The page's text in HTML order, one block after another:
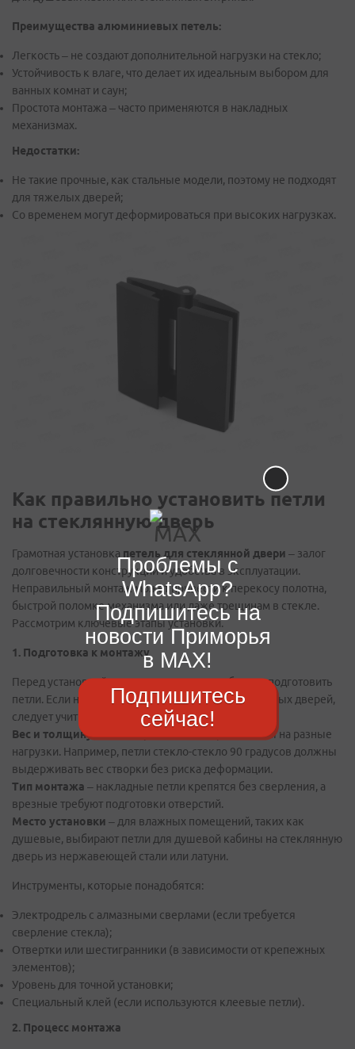
Преимущества алюминиевых петель:
Легкость – не создают дополнительной нагрузки на стекло;
Устойчивость к влаге, что делает их идеальным выбором для
ванных комнат и саун;
Простота монтажа – часто применяются в накладных
механизмах.
Недостатки:
Не такие прочные, как стальные модели, поэтому не подходят
для тяжелых дверей;
Со временем могут деформироваться при высоких нагрузках.
Как правильно установить петли
на стеклянную дверь
Грамотная установка петель для стеклянной двери – залог
долговечности конструкции и удобства в эксплуатации.
Неправильный монтаж может привести к перекосу полотна,
быстрой поломке механизма или даже трещинам в стекле.
Рассмотрим ключевые этапы установки.
1. Подготовка к монтажу
Перед установкой важно правильно подобрать и подготовить
петли. Если необходимо купить петли для стеклянных дверей,
следует учитывать:
Вес и толщину стекла– разные петли рассчитаны на разные
нагрузки. Например, петли стекло-стекло 90 градусов должны
выдерживать вес створки без риска деформации.
Тип монтажа – накладные петли крепятся без сверления, а
врезные требуют подготовки отверстий.
Место установки – для влажных помещений, таких как
душевые, выбирают петли для душевой кабины на стеклянную
дверь из нержавеющей стали или латуни.
Инструменты, которые понадобятся:
Электродрель с алмазными сверлами (если требуется
сверление стекла);
Отвертки или шестигранники (в зависимости от крепежных
элементов);
Уровень для точной установки;
Специальный клей (если используются клеевые петли).
2. Процесс монтажа
Проблемы с
WhatsApp?
Подпишитесь на
новости Приморья
в MAX!
Подпишитесь
сейчас!